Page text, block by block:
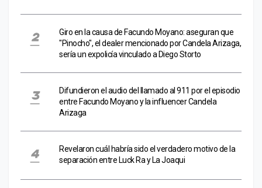
Giro en la causa de Facundo Moyano: aseguran que
"Pinocho", el dealer mencionado por Candela Arizaga,
sería un expolicía vinculado a Diego Storto
Difundieron el audio del llamado al 911 por el episodio
entre Facundo Moyano y la influencer Candela
Arizaga
Revelaron cuál habría sido el verdadero motivo de la
separación entre Luck Ra y La Joaqui